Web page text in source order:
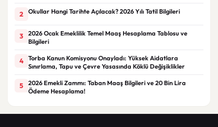
2 Okullar Hangi Tarihte Açılacak? 2026 Yılı Tatil Bilgileri
3
2026 Ocak Emeklilik Temel Maaş Hesaplama Tablosu ve
Bilgileri
4
Torba Kanun Komisyonu Onayladı: Yüksek Aidatlara
Sınırlama, Tapu ve Çevre Yasasında Köklü Değişiklikler
5
2026 Emekli Zammı: Taban Maaş Bilgileri ve 20 Bin Lira
Ödeme Hesaplama!